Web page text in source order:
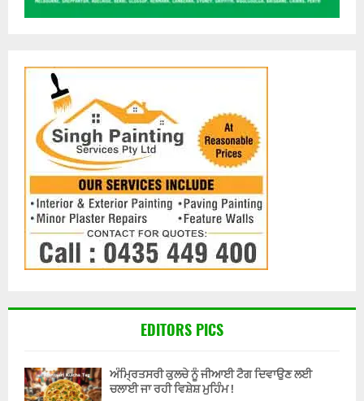
EDITORS PICS
ਅੰਮ੍ਰਿਤਸਰੀ ਕੁਲਚੇ ਨੂੰ ਜੀਆਈ ਟੈਗ ਦਿਵਾਉਣ ਲਈ
ਚਲਾਈ ਜਾ ਰਹੀ ਵਿਸ਼ੇਸ਼ ਮੁਹਿੰਮ !